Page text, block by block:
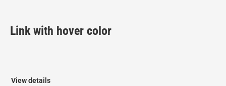
Link with hover color
View details